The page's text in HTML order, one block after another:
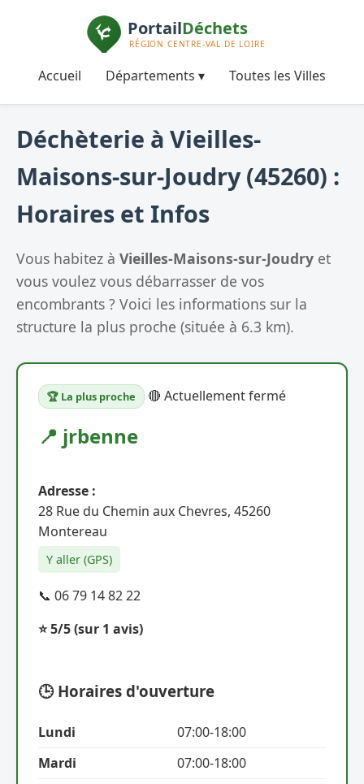
Accueil Départements ▾ Toutes les Villes
Déchèterie à Vieilles-
Maisons-sur-Joudry (45260) :
Horaires et Infos
Vous habitez à Vieilles-Maisons-sur-Joudry et
vous voulez vous débarrasser de vos
encombrants ? Voici les informations sur la
structure la plus proche (située à 6.3 km).
🏆 La plus proche 🔴 Actuellement fermé
📍 jrbenne
Adresse :
28 Rue du Chemin aux Chevres, 45260
Montereau
Y aller (GPS)
📞 06 79 14 82 22
⭐ 5/5(sur 1 avis)
🕒 Horaires d'ouverture
Lundi
07:00-18:00
Mardi
07:00-18:00